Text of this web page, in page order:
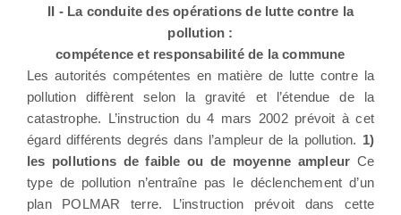
II - La conduite des opérations de lutte contre la
pollution :
compétence et responsabilité de la commune
Les autorités compétentes en matière de lutte contre la
pollution diffèrent selon la gravité et l’étendue de la
catastrophe. L’instruction du 4 mars 2002 prévoit à cet
égard différents degrés dans l’ampleur de la pollution. 1)
les pollutions de faible ou de moyenne ampleur Ce
type de pollution n’entraîne pas le déclenchement d’un
plan POLMAR terre. L’instruction prévoit dans cette